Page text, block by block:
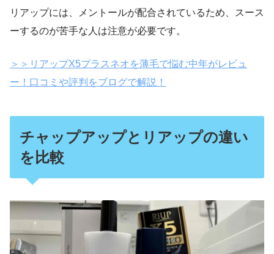
リアップには、メントールが配合されているため、スース
ーするのが苦手な人は注意が必要です。
＞＞リアップX5プラスネオを薄毛で悩む中年がレビュ
ー！口コミや評判をブログで解説！
チャップアップとリアップの違い
を比較